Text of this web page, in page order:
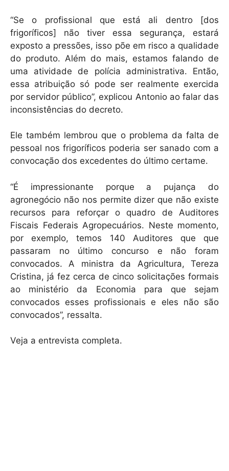
“Se o profissional que está ali dentro [dos
frigoríficos] não tiver essa segurança, estará
exposto a pressões, isso põe em risco a qualidade
do produto. Além do mais, estamos falando de
uma atividade de polícia administrativa. Então,
essa atribuição só pode ser realmente exercida
por servidor público”, explicou Antonio ao falar das
inconsistências do decreto.
Ele também lembrou que o problema da falta de
pessoal nos frigoríficos poderia ser sanado com a
convocação dos excedentes do último certame.
“É impressionante porque a pujança do
agronegócio não nos permite dizer que não existe
recursos para reforçar o quadro de Auditores
Fiscais Federais Agropecuários. Neste momento,
por exemplo, temos 140 Auditores que que
passaram no último concurso e não foram
convocados. A ministra da Agricultura, Tereza
Cristina, já fez cerca de cinco solicitações formais
ao ministério da Economia para que sejam
convocados esses profissionais e eles não são
convocados”, ressalta.
Veja a entrevista completa.